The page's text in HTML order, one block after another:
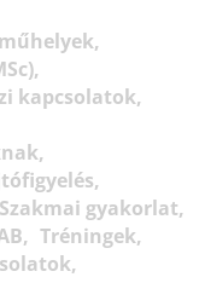
kapcsolatok
Szakmai gyakorlat
Tréningek